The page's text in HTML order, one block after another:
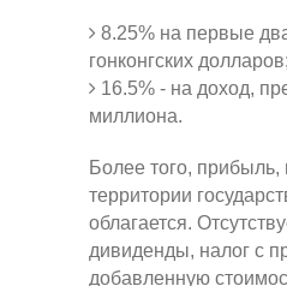
8.25% на первые
гонконгских долларов;
16.5% - на доход,
миллиона.
Более того, прибыль,
территории
облагается.
дивиденды, налог с
добавленную